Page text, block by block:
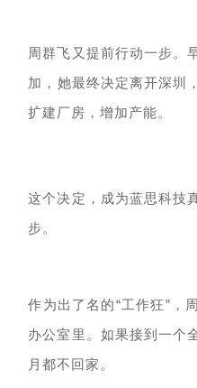
周群飞又提前行动一步。
加， 她最终决定离开深圳
扩建厂房，增加产能。
这个决定，成为蓝思科技
步。
作为出了名的“工作狂” ，
办公室 里。 如果接到 一个
月都不回家。